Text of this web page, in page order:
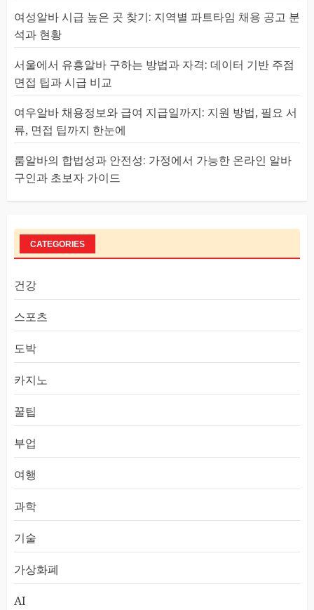
여성알바 시급 높은 곳 찾기: 지역별 파트타임 채용 공고 분
석과 현황
서울에서 유흥알바 구하는 방법과 자격: 데이터 기반 주점
면접 팁과 시급 비교
여우알바 채용정보와 급여 지급일까지: 지원 방법, 필요 서
류, 면접 팁까지 한눈에
룸알바의 합법성과 안전성: 가정에서 가능한 온라인 알바
구인과 초보자 가이드
CATEGORIES
건강
스포츠
도박
카지노
꿀팁
부업
여행
과학
기술
가상화폐
AI